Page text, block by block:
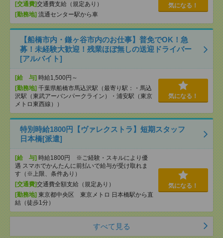
[交通費]交通費支給（規定あり）
[勤務地] 流通センター駅から車
気になる！
【船橋市内・鎌ヶ谷市内のお仕事】普免でOK！急
募！未経験大歓迎！残業ほぼ無しの送迎ドライバー
[アルバイト]
[給 与] 時給1,500円～
[勤務地] 千葉県船橋市馬込沢駅（最寄り駅：・馬込
沢駅（東武アーバンパークライン）・浦安駅（東京
メトロ東西線））
気になる！
特別時給1800円【ヴァレクストラ】短期スタッフ
日本橋[派遣]
[給 与] 時給1800円 ※ご経験・スキルにより優
遇 スマホでかんたんに前払いで給与が受け取れま
す（※上限、条件あり）
[交通費]交通費全額支給（規定あり）
[勤務地] 東京都中央区 東京メトロ 日本橋駅から直
結（徒歩1分）
気になる！
すべて見る